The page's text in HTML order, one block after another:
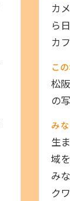
カ
ら
カ
こ
松
の
み
生
域
み
ク